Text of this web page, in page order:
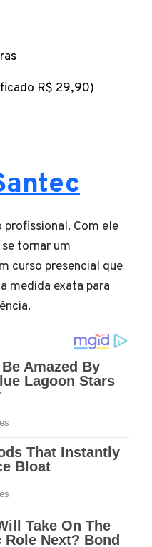
R$ 29,90)
profissional. Com ele
tornar um
curso presencial que
medida exata para